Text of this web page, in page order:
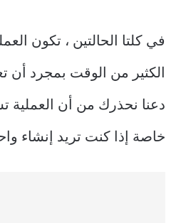
في كلتا الحالتين ، تكون
الكثير من الوقت بمجرد أن
دعنا نحذرك من أن العملية
خاصة إذا كنت تريد إنشاء